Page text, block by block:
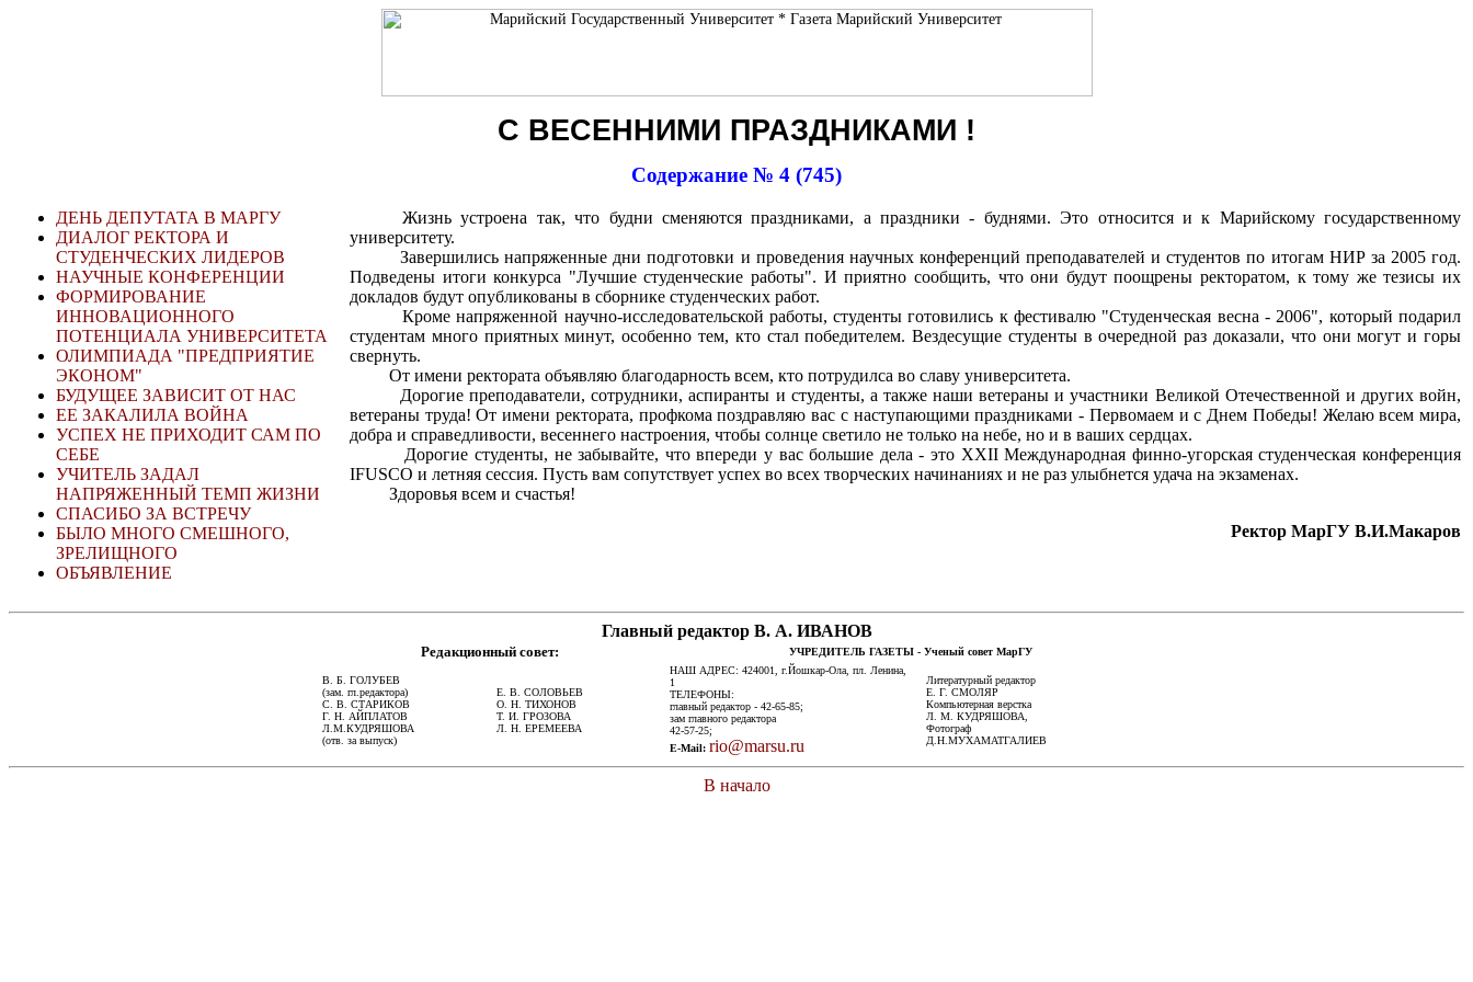
C ВЕСЕННИМИ ПРАЗДНИКАМИ !
Содержание № 4 (745)
ДЕНЬ ДЕПУТАТА В МАРГУ
ДИАЛОГ РЕКТОРА И
СТУДЕНЧЕСКИХ ЛИДЕРОВ
НАУЧНЫЕ КОНФЕРЕНЦИИ
ФОРМИРОВАНИЕ
ИННОВАЦИОННОГО
ПОТЕНЦИАЛА УНИВЕРСИТЕТА
ОЛИМПИАДА "ПРЕДПРИЯТИЕ
ЭКОНОМ"
БУДУЩЕЕ ЗАВИСИТ ОТ НАС
ЕЕ ЗАКАЛИЛА ВОЙНА
УСПЕХ НЕ ПРИХОДИТ САМ ПО
СЕБЕ
УЧИТЕЛЬ ЗАДАЛ
НАПРЯЖЕННЫЙ ТЕМП ЖИЗНИ
СПАСИБО ЗА ВСТРЕЧУ
БЫЛО МНОГО СМЕШНОГО,
ЗРЕЛИЩНОГО
ОБЪЯВЛЕНИЕ
Жизнь устроена так, что будни сменяются праздниками, а праздники - буднями. Это относится и к Марийскому государственному
университету.
Завершились напряженные дни подготовки и проведения научных конференций преподавателей и студентов по итогам НИР за 2005 год.
Подведены итоги конкурса "Лучшие студенческие работы". И приятно сообщить, что они будут поощрены ректоратом, к тому же тезисы их
докладов будут опубликованы в сборнике студенческих работ.
Кроме напряженной научно-исследовательской работы, студенты готовились к фестивалю "Студенческая весна - 2006", который подарил
студентам много приятных минут, особенно тем, кто стал победителем. Вездесущие студенты в очередной раз доказали, что они могут и горы
свернуть.
От имени ректората объявляю благодарность всем, кто потрудилса во славу университета.
Дорогие преподаватели, сотрудники, аспиранты и студенты, а также наши ветераны и участники Великой Отечественной и других войн,
ветераны труда! От имени ректората, профкома поздравляю вас с наступающими праздниками - Первомаем и с Днем Победы! Желаю всем мира,
добра и справедливости, весеннего настроения, чтобы солнце светило не только на небе, но и в ваших сердцах.
Дорогие студенты, не забывайте, что впереди у вас большие дела - это XXII Международная финно-угорская студенческая конференция
IFUSCO и летняя сессия. Пусть вам сопутствует успех во всех творческих начинаниях и не раз улыбнется удача на экзаменах.
Здоровья всем и счастья!
Ректор МарГУ В.И.Макаров
Главный редактор В. А. ИВАНОВ
Редакционный совет: УЧРЕДИТЕЛЬ ГАЗЕТЫ - Ученый совет МарГУ
В. Б. ГОЛУБЕВ
(зам. гл.редактора)
С. В. СТАРИКОВ
Г. Н. АЙПЛАТОВ
Л.М.КУДРЯШОВА
(отв. за выпуск)
Е. В. СОЛОВЬЕВ
О. Н. ТИХОНОВ
Т. И. ГРОЗОВА
Л. Н. ЕРЕМЕЕВА
НАШ АДРЕС: 424001, г.Йошкар-Ола, пл. Ленина,
1
ТЕЛЕФОНЫ:
главный редактор - 42-65-85;
зам главного редактора
42-57-25;
E-Mail: rio@marsu.ru
Литературный редактор
Е. Г. СМОЛЯР
Компьютерная верстка
Л. М. КУДРЯШОВА,
Фотограф
Д.Н.МУХАМАТГАЛИЕВ
В начало